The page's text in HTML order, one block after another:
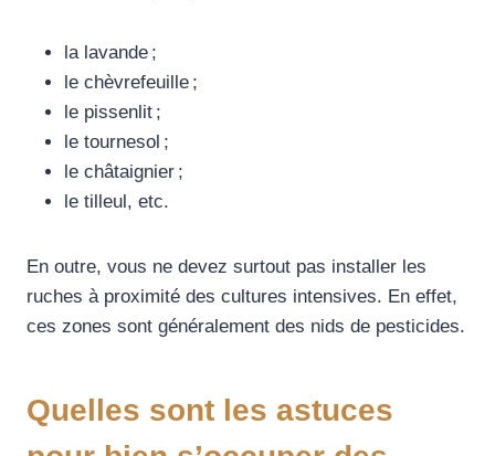
la lavande ;
le chèvrefeuille ;
le pissenlit ;
le tournesol ;
le châtaignier ;
le tilleul, etc.
En outre, vous ne devez surtout pas installer les
ruches à proximité des cultures intensives. En effet,
ces zones sont généralement des nids de pesticides.
Quelles sont les astuces